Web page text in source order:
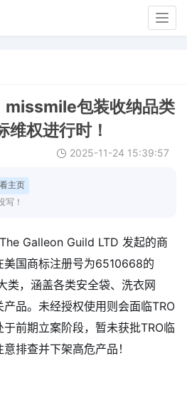
包装收纳品类
维权进行时！
2025-11-24 15:39:57
主页
写！
Galleon Guild LTD 发起的商
美国商标注册号为6510668的
类，涵盖各类安全袋、洗衣网
品。未经授权使用则会面临TRO
前期立案阶段，暂未获批TRO临
排查并下架高危产品！